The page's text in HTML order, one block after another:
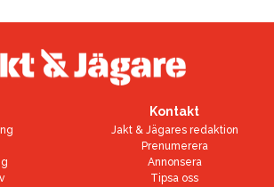
Kontakt
Jakt & Jägares redaktion
Prenumerera
Annonsera
Tipsa oss